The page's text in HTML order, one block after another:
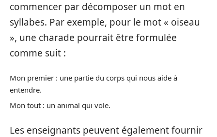
commencer par décomposer un mot en
syllabes. Par exemple, pour le mot « oiseau
», une charade pourrait être formulée
comme suit :
Mon premier : une partie du corps qui nous aide à
entendre.
Mon tout : un animal qui vole.
Les enseignants peuvent également fournir